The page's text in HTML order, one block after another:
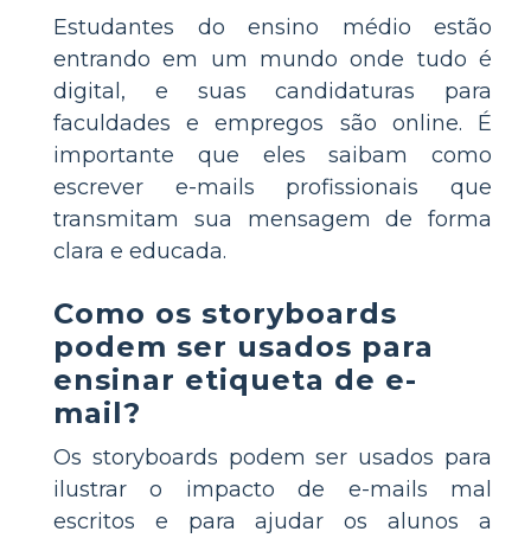
Estudantes do ensino médio estão
entrando em um mundo onde tudo é
digital, e suas candidaturas para
faculdades e empregos são online. É
importante que eles saibam como
escrever e-mails profissionais que
transmitam sua mensagem de forma
clara e educada.
Como os storyboards
podem ser usados para
ensinar etiqueta de e-
mail?
Os storyboards podem ser usados para
ilustrar o impacto de e-mails mal
escritos e para ajudar os alunos a